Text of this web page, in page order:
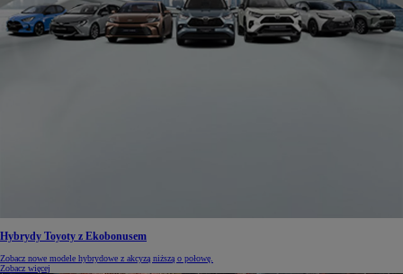
Hybrydy Toyoty z Ekobonusem
Zobacz nowe modele hybrydowe z akcyzą niższą o połowę.
Zobacz więcej